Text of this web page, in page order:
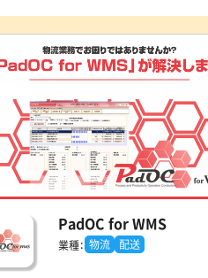
PadOC for WMS
業種： 物流 配送